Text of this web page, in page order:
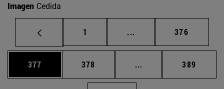
Imagen Cedida
Página
1 ... Páginas intermedias
Página
376
Página
377 Página
378 ... Páginas intermedias
Página
389